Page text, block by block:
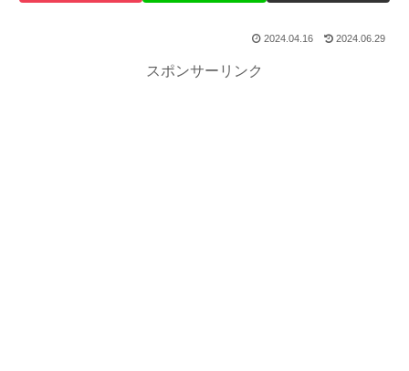
2024.04.16 2024.06.29
スポンサーリンク